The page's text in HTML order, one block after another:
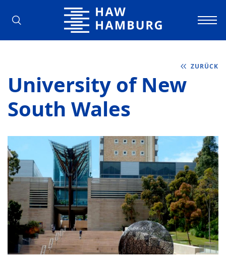
Hochschule für Angewandte
ZURÜCK
University of New
South Wales